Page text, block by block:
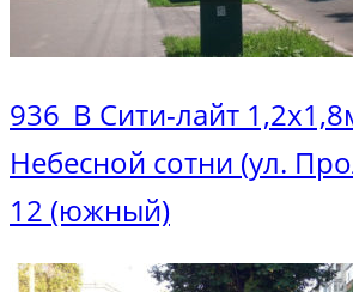
Архив из категории "Ситилайт/
936_В Сити-лайт
Небесной сотни (ул.
12 (южный)